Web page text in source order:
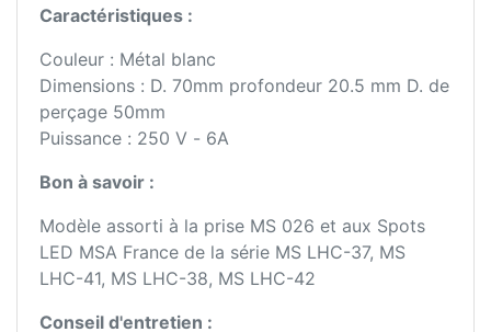
Caractéristiques :
Couleur : Métal blanc
Dimensions : D. 70mm profondeur 20.5 mm D. de
perçage 50mm
Puissance : 250 V - 6A
Bon à savoir :
Modèle assorti à la prise MS 026 et aux Spots
LED MSA France de la série MS LHC-37, MS
LHC-41, MS LHC-38, MS LHC-42
Conseil d'entretien :